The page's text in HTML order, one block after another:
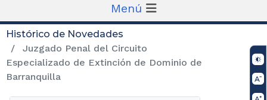
Menú
Histórico de Novedades
Juzgado Penal del Circuito
Especializado de Extinción de Dominio de
Barranquilla